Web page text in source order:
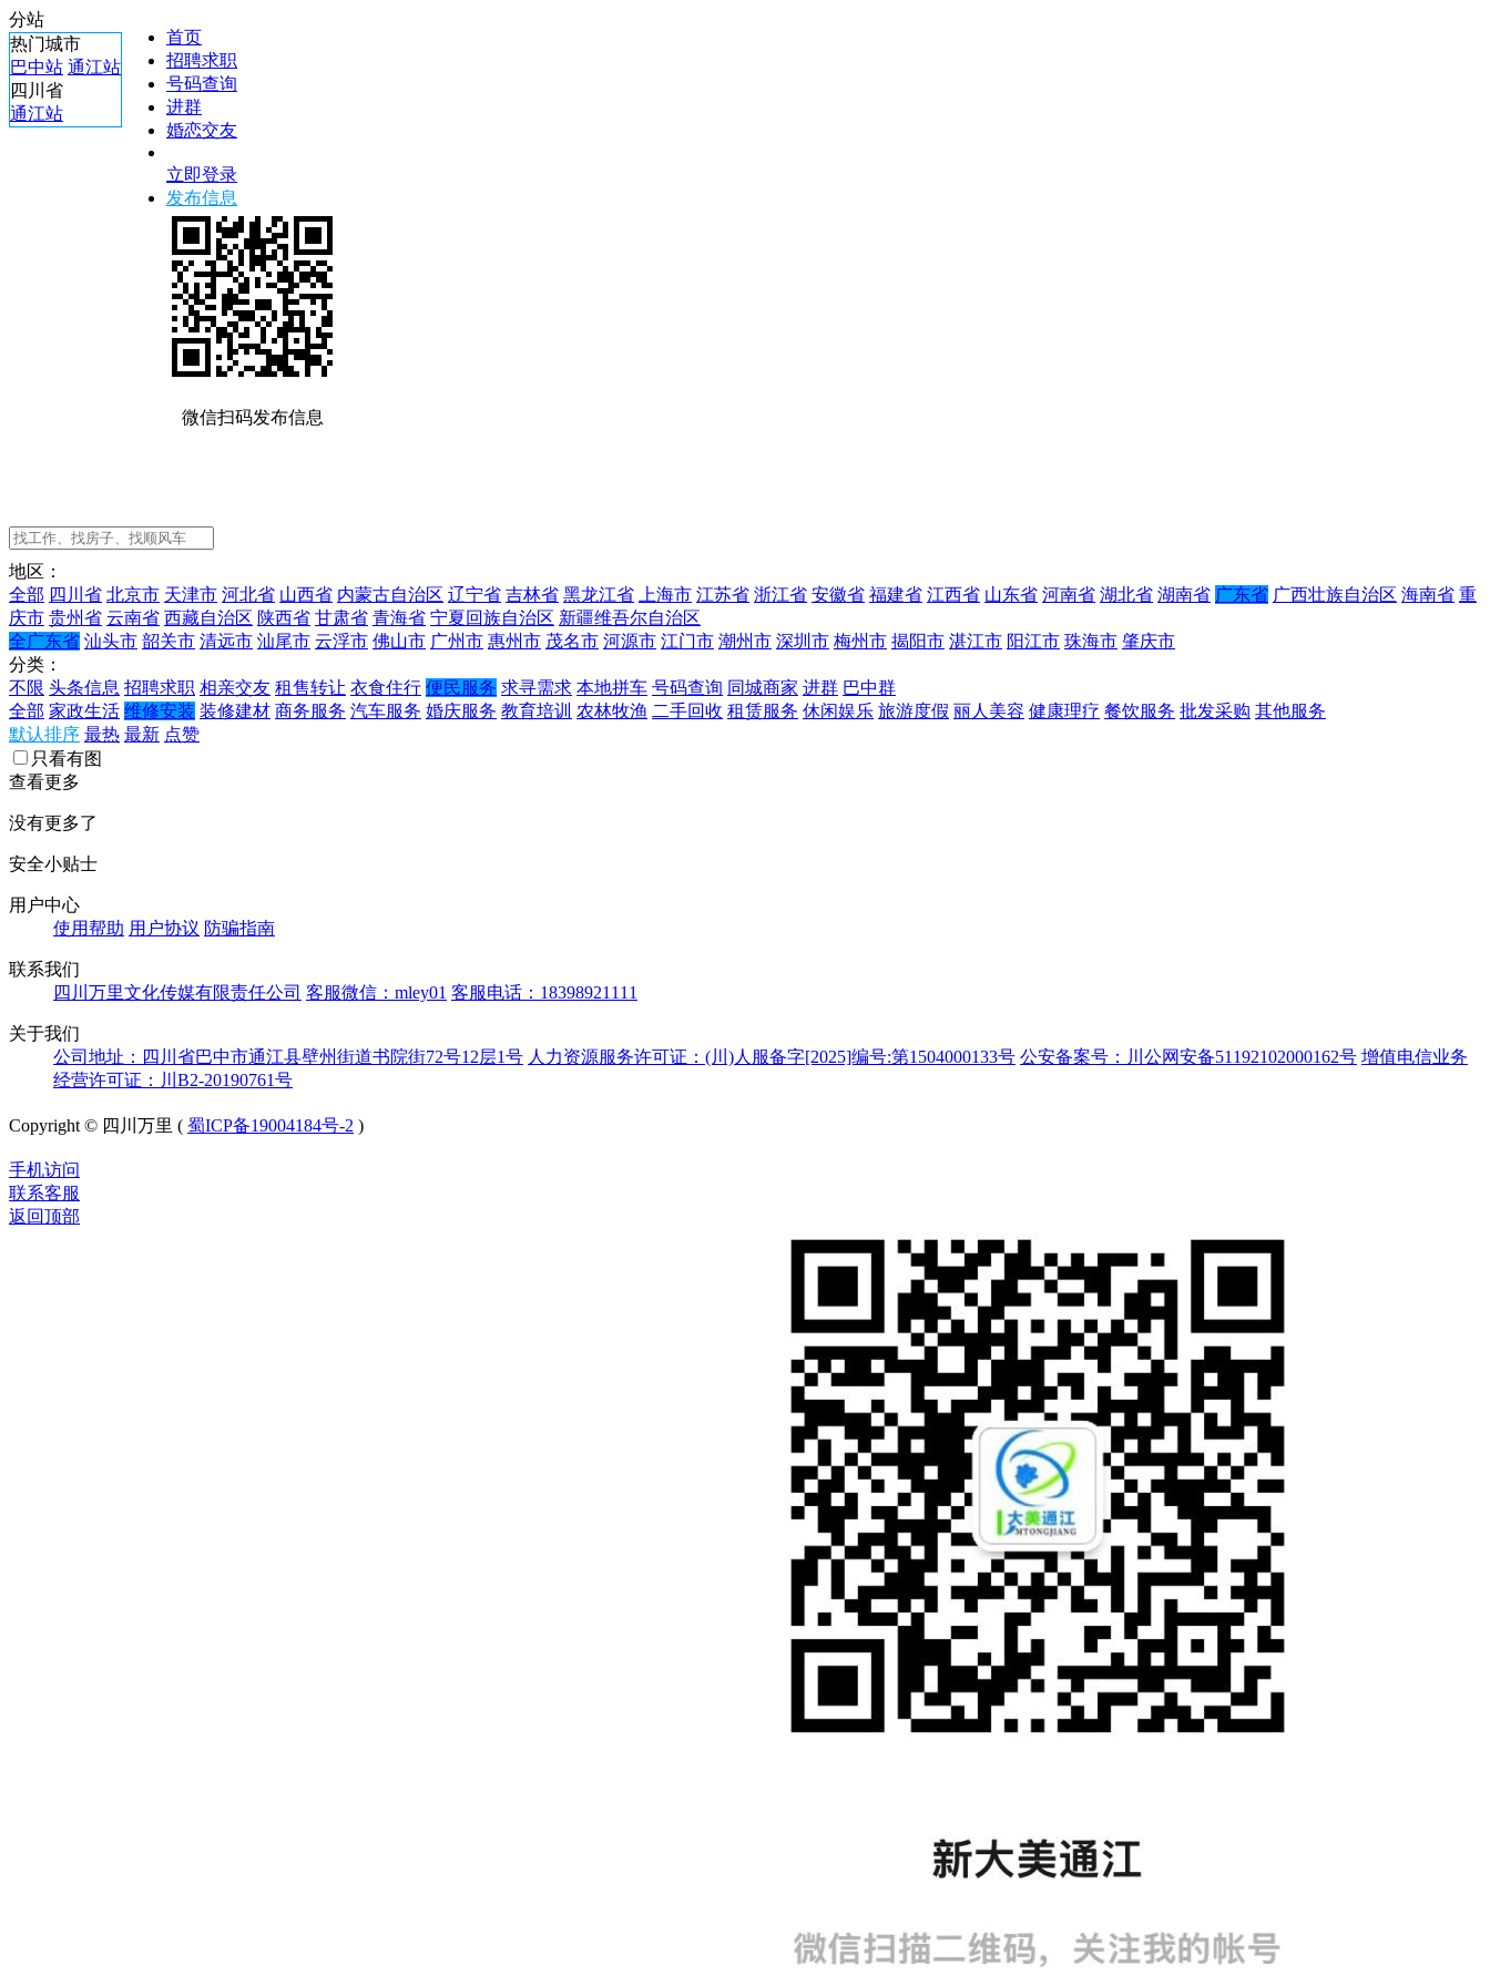
分站
热门城市
巴中站 通江站
四川省
通江站
首页
招聘求职
号码查询
进群
婚恋交友
立即登录
发布信息
微信扫码发布信息
地区：
全部 四川省 北京市 天津市 河北省 山西省 内蒙古自治区 辽宁省 吉林省 黑龙江省 上海市 江苏省 浙江省 安徽省 福建省 江西省 山东省 河南省 湖北省 湖南省 广东省 广西壮族自治区 海南省 重
庆市 贵州省 云南省 西藏自治区 陕西省 甘肃省 青海省 宁夏回族自治区 新疆维吾尔自治区
全广东省 汕头市 韶关市 清远市 汕尾市 云浮市 佛山市 广州市 惠州市 茂名市 河源市 江门市 潮州市 深圳市 梅州市 揭阳市 湛江市 阳江市 珠海市 肇庆市
分类：
不限 头条信息 招聘求职 相亲交友 租售转让 衣食住行 便民服务 求寻需求 本地拼车 号码查询 同城商家 进群 巴中群
全部 家政生活 维修安装 装修建材 商务服务 汽车服务 婚庆服务 教育培训 农林牧渔 二手回收 租赁服务 休闲娱乐 旅游度假 丽人美容 健康理疗 餐饮服务 批发采购 其他服务
默认排序 最热 最新 点赞
只看有图
查看更多
没有更多了
安全小贴士
用户中心
使用帮助 用户协议 防骗指南
联系我们
四川万里文化传媒有限责任公司 客服微信：mley01 客服电话：18398921111
关于我们
公司地址：四川省巴中市通江县壁州街道书院街72号12层1号 人力资源服务许可证：(川)人服备字[2025]编号:第1504000133号 公安备案号：川公网安备51192102000162号 增值电信业务
经营许可证：川B2-20190761号
Copyright © 四川万里 ( 蜀ICP备19004184号-2 )
手机访问
联系客服
返回顶部